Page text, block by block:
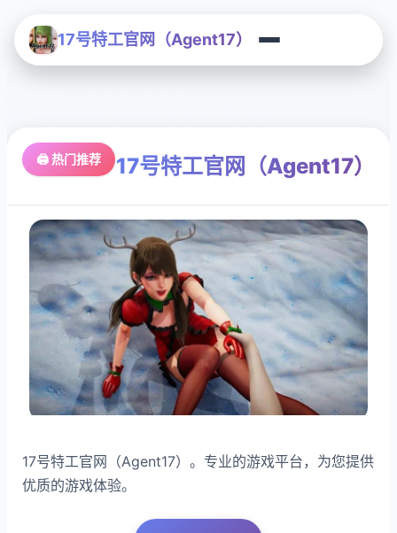
17号特工官网（Agent17）
🖨️ 热门推荐 17号特工官网（Agent17）
17号特工官网（Agent17）。专业的游戏平台，为您提供
优质的游戏体验。